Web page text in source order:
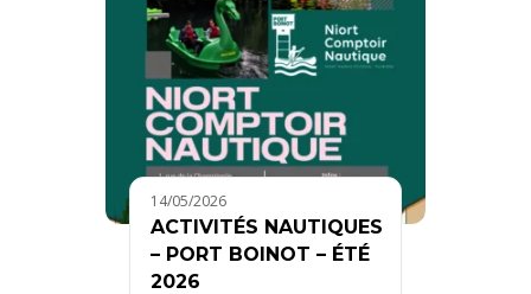
14/05/2026
ACTIVITÉS NAUTIQUES
– PORT BOINOT – ÉTÉ
2026